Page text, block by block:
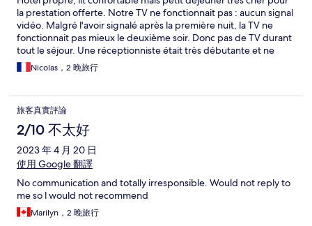
la prestation offerte. Notre TV ne fonctionnait pas : aucun signal
vidéo. Malgré l'avoir signalé après la première nuit, la TV ne
fonctionnait pas mieux le deuxième soir. Donc pas de TV durant
tout le séjour. Une réceptionniste était très débutante et ne
savait répondre que "je ne sais pas".
Nicolas，2 晚旅行
旅客真實評論
2/10 不太好
2023 年 4 月 20 日
使用 Google 翻譯
No communication and totally irresponsible. Would not reply to
me so l would not recommend
Marilyn，2 晚旅行